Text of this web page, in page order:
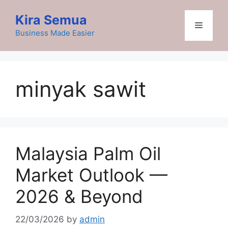
content
Kira Semua
Business Made Easier
Menu
minyak sawit
Malaysia Palm Oil
Market Outlook —
2026 & Beyond
22/03/2026 by admin